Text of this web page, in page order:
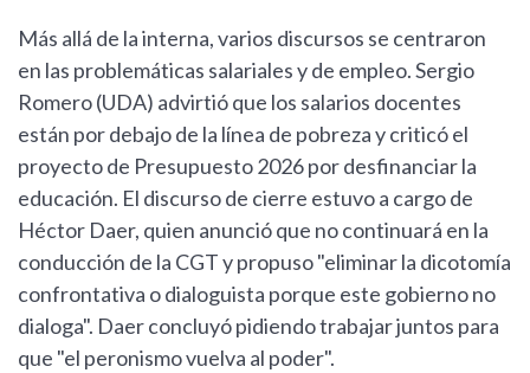
Más allá de la interna, varios discursos se centraron
en las problemáticas salariales y de empleo. Sergio
Romero (UDA) advirtió que los salarios docentes
están por debajo de la línea de pobreza y criticó el
proyecto de Presupuesto 2026 por desfinanciar la
educación. El discurso de cierre estuvo a cargo de
Héctor Daer, quien anunció que no continuará en la
conducción de la CGT y propuso "eliminar la dicotomía
confrontativa o dialoguista porque este gobierno no
dialoga". Daer concluyó pidiendo trabajar juntos para
que "el peronismo vuelva al poder".